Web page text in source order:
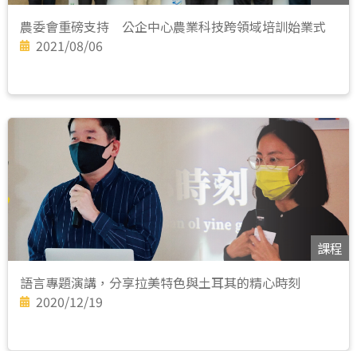
農委會重磅支持 公企中心農業科技跨領域培訓始業式
2021/08/06
課程
語言專題演講，分享拉美特色與土耳其的精心時刻
2020/12/19